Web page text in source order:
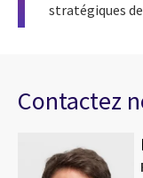
stratégiques de
Contactez